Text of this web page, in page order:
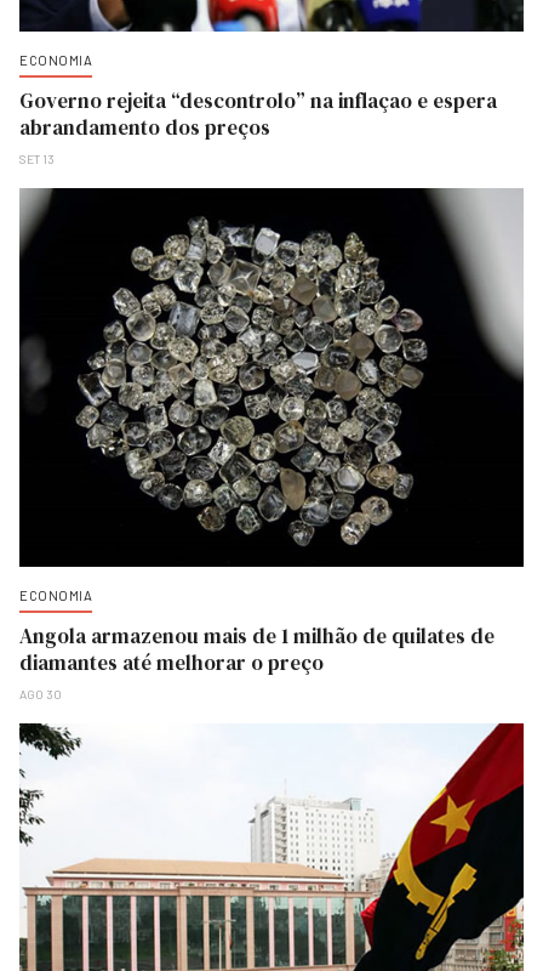
ECONOMIA
Governo rejeita “descontrolo” na inflaçao e espera
abrandamento dos preços
SET 13
ECONOMIA
Angola armazenou mais de 1 milhão de quilates de
diamantes até melhorar o preço
AGO 30